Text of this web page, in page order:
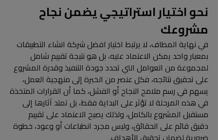
نحو اختيار استراتيجي يضمن نجاح
مشروعك
في نهاية المطاف، لا يرتبط اختيار افضل شركة انشاء التطبيقات
بمعيار واحد يمكن الاعتماد عليه، بل هو نتيجة تقييم شامل
لمجموعة من العوامل التي تحدد جودة التنفيذ وقدرة المشروع
على تحقيق نتائجه، فكل عنصر من الخبرة إلى منهجية العمل،
يسهم في رسم ملامح النجاح أو الفشل، كما أن القرارات المتخذة
في هذه المرحلة لا تؤثر على البداية فقط، بل تمتد آثارها إلى
مستقبل المشروع بالكامل، ولذلك يصبح الاعتماد على تقييم
دقيق قائم على الحقائق، وليس مجرد انطباعات أو وعود، خطوة